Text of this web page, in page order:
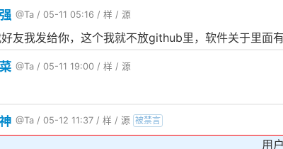
@Ta / 05-11 05:16 / 样 / 源
友我发给你，这个我就不放github里，软件关于里面
@Ta / 05-11 19:00 / 样 / 源
@Ta / 05-12 11:37 / 样 / 源 被禁言
用